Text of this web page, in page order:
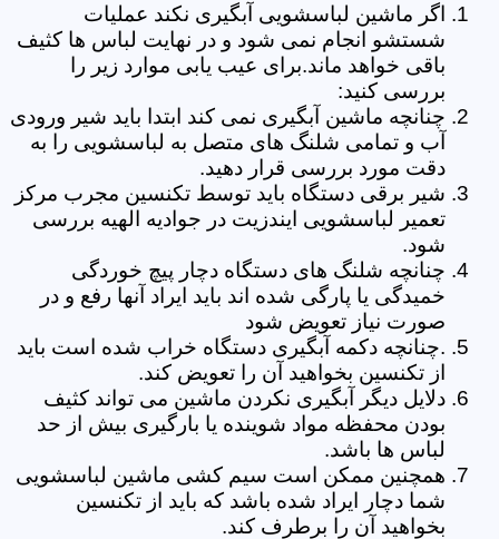
اگر ماشین لباسشویی آبگیری نکند عملیات
شستشو انجام نمی شود و در نهایت لباس ها کثیف
باقی خواهد ماند.برای عیب یابی موارد زیر را
بررسی کنید:
چنانچه ماشین آبگیری نمی کند ابتدا باید شیر ورودی
آب و تمامی شلنگ های متصل به لباسشویی را به
دقت مورد بررسی قرار دهید.
شیر برقی دستگاه باید توسط تکنسین مجرب مرکز
تعمیر لباسشویی ایندزیت در جوادیه الهیه بررسی
شود.
چنانچه شلنگ های دستگاه دچار پیچ خوردگی
خمیدگی یا پارگی شده اند باید ایراد آنها رفع و در
صورت نیاز تعویض شود
.چنانچه دکمه آبگیری دستگاه خراب شده است باید
از تکنسین بخواهید آن را تعویض کند.
دلایل دیگر آبگیری نکردن ماشین می تواند کثیف
بودن محفظه مواد شوینده یا بارگیری بیش از حد
لباس ها باشد.
همچنین ممکن است سیم کشی ماشین لباسشویی
شما دچار ایراد شده باشد که باید از تکنسین
بخواهید آن را برطرف کند.